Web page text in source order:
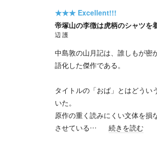
★★★ Excellent!!!
帝塚山の李徴は虎柄のシャツを
辺 護
中島敦の山月記は、誰しもが密
語化した傑作である。
タイトルの「おば」とはどうい
いた。
原作の重く読みにくい文体を損
させている…
続きを読む